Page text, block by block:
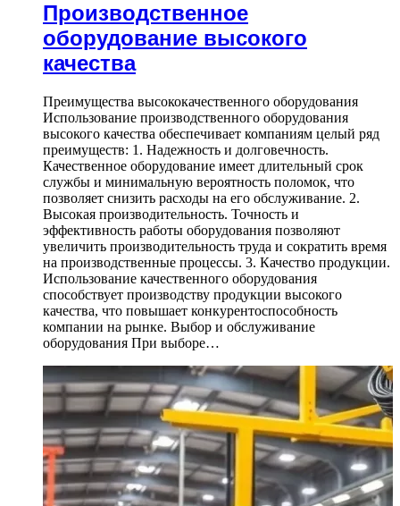
Производственное
оборудование высокого
качества
Преимущества высококачественного оборудования
Использование производственного оборудования
высокого качества обеспечивает компаниям целый ряд
преимуществ: 1. Надежность и долговечность.
Качественное оборудование имеет длительный срок
службы и минимальную вероятность поломок, что
позволяет снизить расходы на его обслуживание. 2.
Высокая производительность. Точность и
эффективность работы оборудования позволяют
увеличить производительность труда и сократить время
на производственные процессы. 3. Качество продукции.
Использование качественного оборудования
способствует производству продукции высокого
качества, что повышает конкурентоспособность
компании на рынке. Выбор и обслуживание
оборудования При выборе…